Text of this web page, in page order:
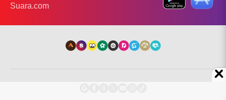
Suara.com